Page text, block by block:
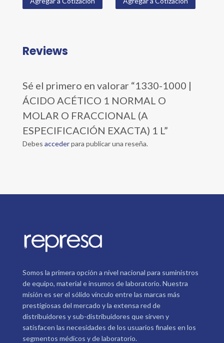
Reviews
Sé el primero en valorar “1330-1000 |
ÁCIDO ACÉTICO 1 NORMAL O
MOLAR O FRACCIONAL (A
ESPECIFICACIÓN EXACTA) 1 L”
Debes accederpara publicar una reseña.
Somos la primera opción a nivel nacional para suministros
de equipo, material e insumos de laboratorio. Nuestra
misión es ser el sólido vínculo entre las marcas más
prestigiosas del mercado y la extensa red de
distribuidores y sub-distribuidores que sirven y
satisfacen las necesidades de los usuarios finales en los
segmentos médicos y de laboratorio.